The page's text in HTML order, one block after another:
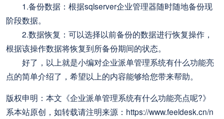
1.备份数据：根据sqlserver企业管理器随时随地备份现
阶段数据。
2.数据恢复：可以选择以前备份的数据进行恢复操作，
根据该操作数据将恢复到所备份期间的状态。
好了，以上就是小编对企业派单管理系统有什么功能亮
点的简单介绍了，希望以上的内容能够给您带来帮助。
版权申明：本文《企业派单管理系统有什么功能亮点呢?》
系本站原创，如转载请注明来源：https://www.feeldesk.cn/n